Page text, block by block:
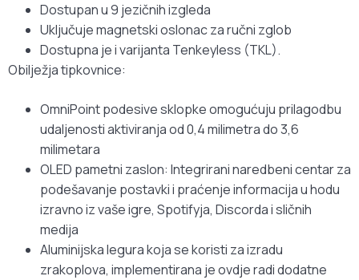
Dostupan u 9 jezičnih izgleda
Uključuje magnetski oslonac za ručni zglob
Dostupna je i varijanta Tenkeyless (TKL).
Obilježja tipkovnice:
OmniPoint podesive sklopke omogućuju prilagodbu
udaljenosti aktiviranja od 0,4 milimetra do 3,6
milimetara
OLED pametni zaslon: Integrirani naredbeni centar za
podešavanje postavki i praćenje informacija u hodu
izravno iz vaše igre, Spotifyja, Discorda i sličnih
medija
Aluminijska legura koja se koristi za izradu
zrakoplova, implementirana je ovdje radi dodatne